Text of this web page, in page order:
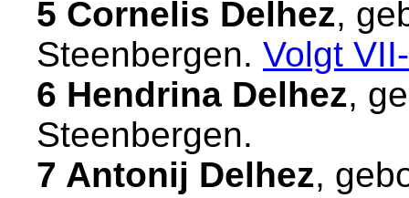
5 Cornelis Delhez,
Steenbergen. Volgt
6 Hendrina Delhez,
Steenbergen.
7 Antonij Delhez,